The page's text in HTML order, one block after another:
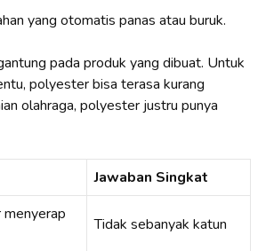
yang otomatis panas atau buruk.
pada produk yang dibuat. Untuk
polyester bisa terasa kurang
olahraga, polyester justru punya
Jawaban Singkat
Tidak sebanyak katun